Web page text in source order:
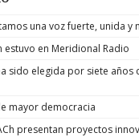
una voz fuerte, unida y
estuvo en Meridional Radio
sido elegida por siete años
mayor democracia
presentan proyectos